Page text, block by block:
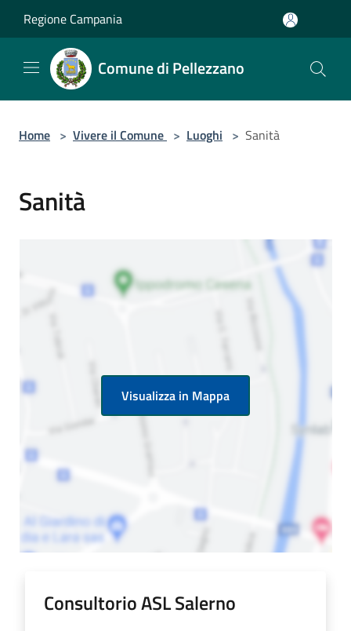
Regione Campania
Comune di Pellezzano
Home > Vivere il Comune > Luoghi > Sanità
Sanità
Visualizza in Mappa
Consultorio ASL Salerno